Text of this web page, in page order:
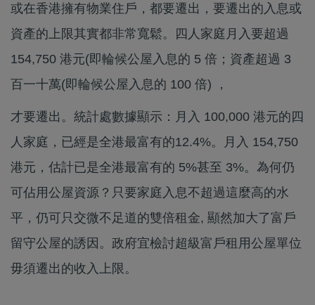
或在香港擁有物業住戶，都要遷出，要遷出的入息或
資產的上限其實都非常寬鬆。四人家庭月入要超過
154,750 港元(即輪候公屋入息的 5 倍；資產超過 3
百一十萬(即輪候公屋入息的 100 倍) ，
才要遷出。統計處數據顯示：月入 100,000 港元的四
人家庭，已經是全港最富有的12.4%。月入 154,750
港元，估計已是全港最富有的 5%甚至 3%。為何仍
可佔用公屋資源？只要家庭入息不超過這麼高的水
平，仍可只交微不足道的雙倍租金, 顯然加大了富戶
留守公屋的誘因。政府宜檢討超級富戶租用公屋單位
毋須遷出的收入上限。